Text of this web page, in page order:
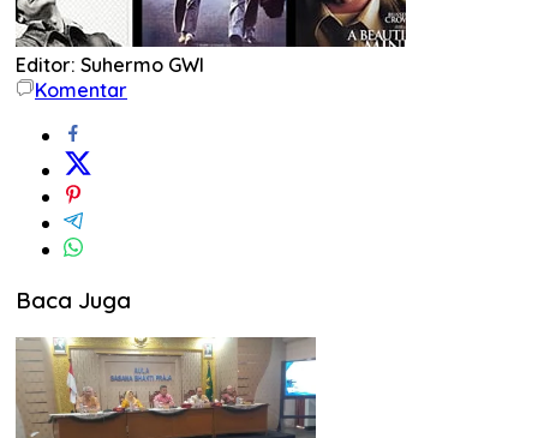
Editor: Suhermo GWI
Komentar
Baca Juga